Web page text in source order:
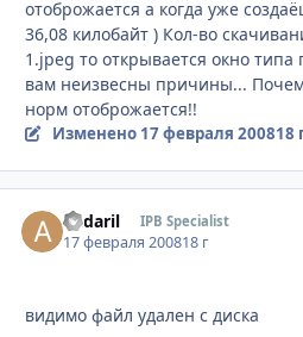
отоброжается а когда уже
36,08 килобайт ) Кол-во
1.jpeg то открывается окно
вам неизвесны причины...
норм отоброжается!!
Изменено 17 февраля 200818
andaril IPB Specialist
17 февраля 200818 г
видимо файл удален с диска